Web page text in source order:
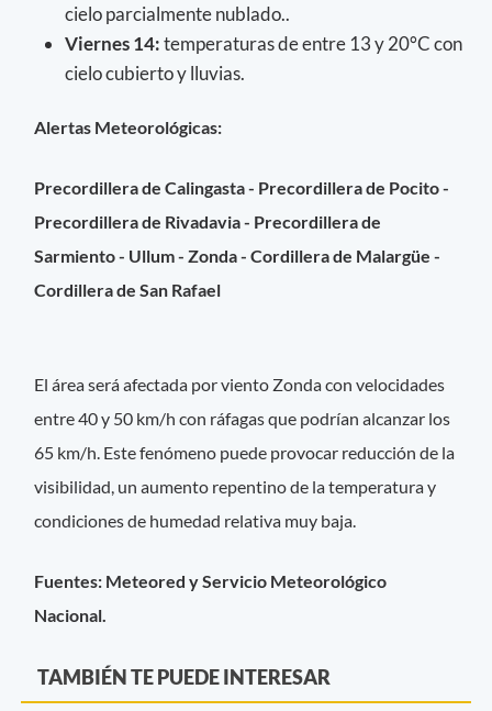
cielo parcialmente nublado..
Viernes 14:temperaturas de entre 13 y 20°C con
cielo cubierto y lluvias.
Alertas Meteorológicas:
Precordillera de Calingasta - Precordillera de Pocito -
Precordillera de Rivadavia - Precordillera de
Sarmiento - Ullum - Zonda - Cordillera de Malargüe -
Cordillera de San Rafael​
El área será afectada por viento Zonda con velocidades
entre 40 y 50 km/h con ráfagas que podrían alcanzar los
65 km/h. Este fenómeno puede provocar reducción de la
visibilidad, un aumento repentino de la temperatura y
condiciones de humedad relativa muy baja.
Fuentes: Meteored y Servicio Meteorológico
Nacional.
TAMBIÉN TE PUEDE INTERESAR